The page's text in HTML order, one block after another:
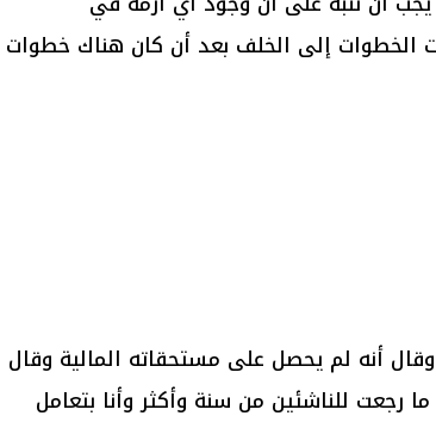
الخطوات إلى الخلف بعد أن كان هناك خطوات
أنه لم يحصل على مستحقاته المالية وقال
رجعت للناشئين من سنة وأكثر وأنا بتعامل